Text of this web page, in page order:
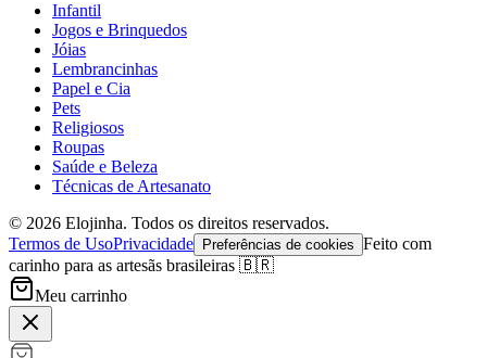
Infantil
Jogos e Brinquedos
Jóias
Lembrancinhas
Papel e Cia
Pets
Religiosos
Roupas
Saúde e Beleza
Técnicas de Artesanato
© 2026 Elojinha. Todos os direitos reservados.
Termos de UsoPrivacidade Preferências de cookies Feito com
carinho para as artesãs brasileiras 🇧🇷
Meu carrinho